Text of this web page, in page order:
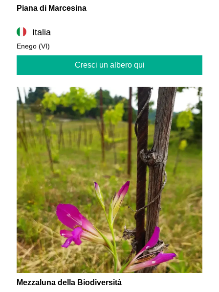
Piana di Marcesina
Italia
Enego (VI)
Cresci un albero qui
Mezzaluna della Biodiversità